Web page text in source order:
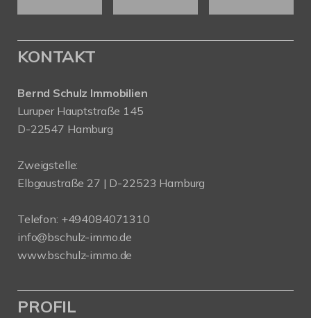
KONTAKT
Bernd Schulz Immobilien
Luruper Hauptstraße 145
D-22547 Hamburg
Zweigstelle:
Elbgaustraße 27 | D-22523 Hamburg
Telefon: +494084071310
info@bschulz-immo.de
www.bschulz-immo.de
PROFIL